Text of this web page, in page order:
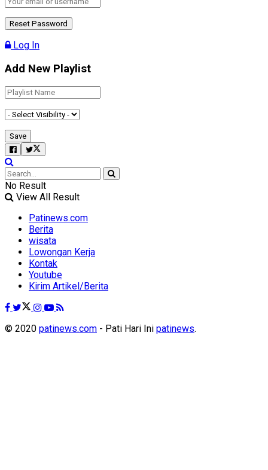
Log In
Add New Playlist
No Result
View All Result
Patinews.com
Berita
wisata
Lowongan Kerja
Kontak
Youtube
Kirim Artikel/Berita
© 2020 patinews.com - Pati Hari Ini patinews.